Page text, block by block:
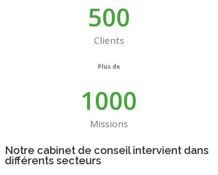
Clients
500
Plus de
Missions
1000
Notre cabinet de conseil intervient dans
différents secteurs